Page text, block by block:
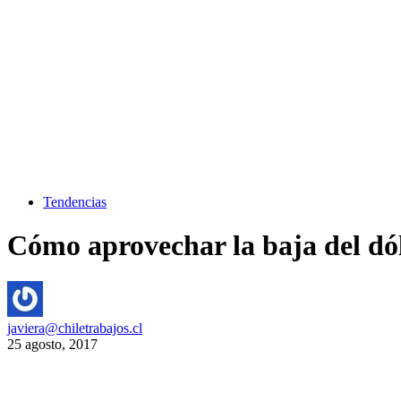
Tendencias
Cómo aprovechar la baja del
javiera@chiletrabajos.cl
25 agosto, 2017